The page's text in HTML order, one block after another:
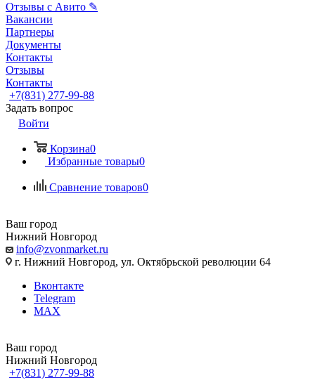
Отзывы с Авито ✎
Вакансии
Партнеры
Документы
Контакты
Отзывы
Контакты
+7(831) 277-99-88
Задать вопрос
Войти
Корзина0
Избранные товары0
Сравнение товаров0
Ваш город
Нижний Новгород
info@zvonmarket.ru
г. Нижний Новгород, ул. Октябрьской революции 64
Вконтакте
Telegram
MAX
Ваш город
Нижний Новгород
+7(831) 277-99-88